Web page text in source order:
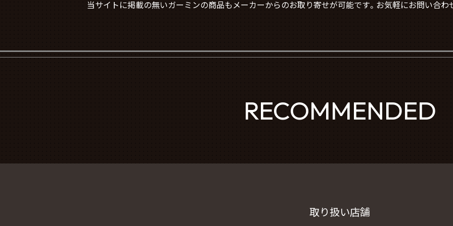
当サイトに掲載の無いガーミンの商品もメーカーからのお取り寄せが可能です。お気軽にお問い合わ
RECOMMENDED
取り扱い店舗